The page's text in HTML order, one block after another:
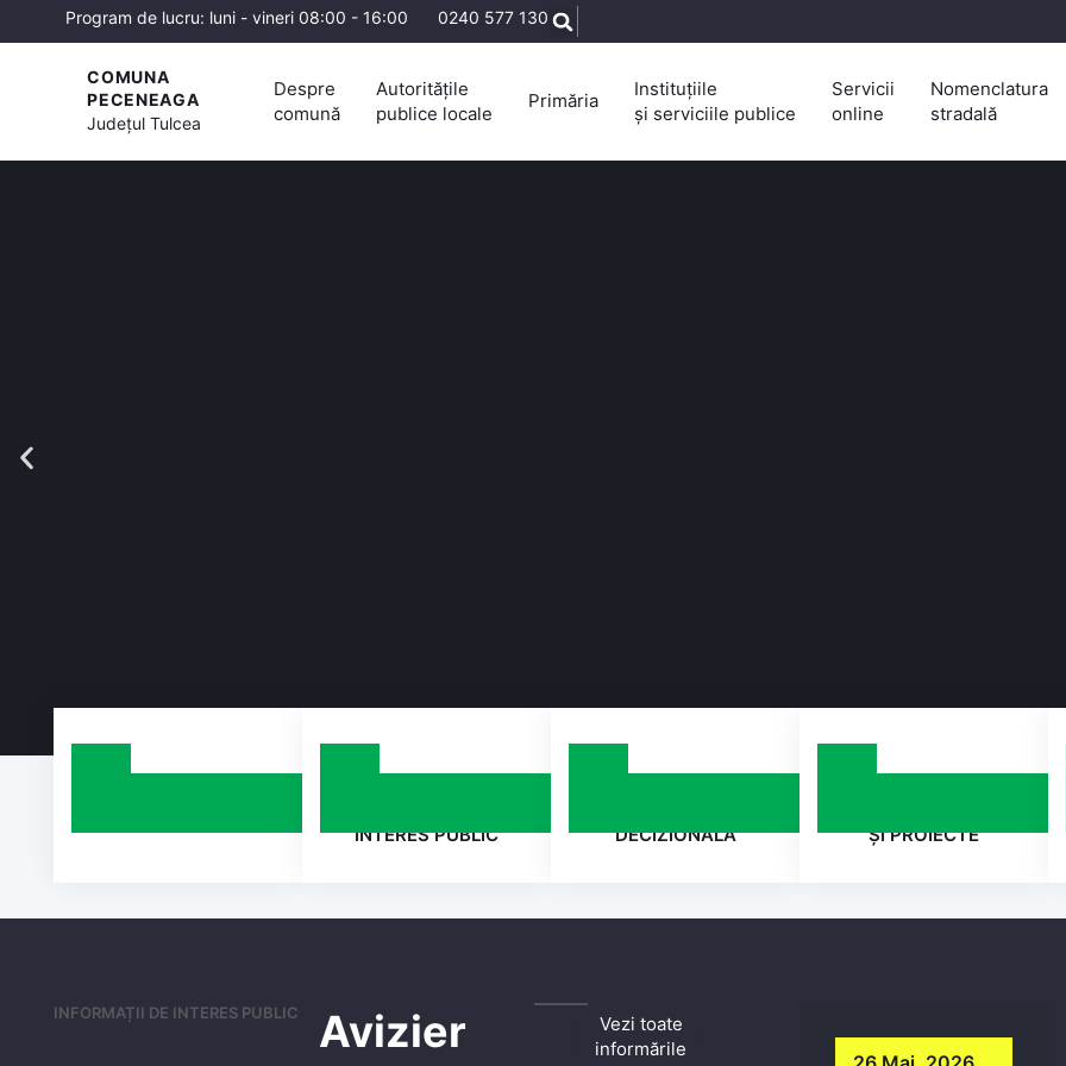
Program de lucru: luni - vineri 08:00 - 16:00 0240 577 130
COMUNA
PECENEAGA
JudețulTulcea
Despre
comună
Autoritățile
publice locale
Primăria
Instituțiile
și serviciile publice
Servicii
online
Nomenclatura
stradală
Comuna
Tulcea
INTERES PUBLIC
DECIZIONALĂ
ȘI PROIECTE
INFORMAȚII DE INTERES PUBLIC Avizier
Vezi toate
informările